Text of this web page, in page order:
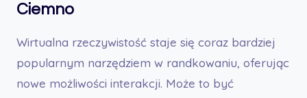
Ciemno
Wirtualna rzeczywistość staje się coraz bardziej
popularnym narzędziem w randkowaniu, oferując
nowe możliwości interakcji. Może to być